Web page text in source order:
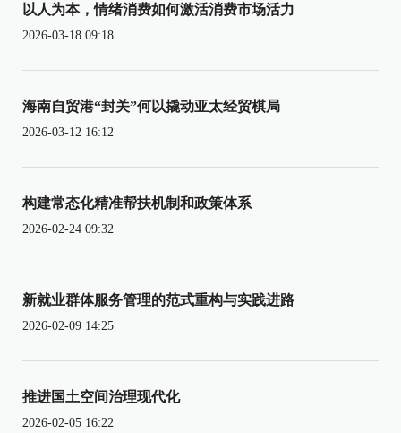
以人为本，情绪消费如何激活消费市场活力
2026-03-18 09:18
海南自贸港“封关”何以撬动亚太经贸棋局
2026-03-12 16:12
构建常态化精准帮扶机制和政策体系
2026-02-24 09:32
新就业群体服务管理的范式重构与实践进路
2026-02-09 14:25
推进国土空间治理现代化
2026-02-05 16:22